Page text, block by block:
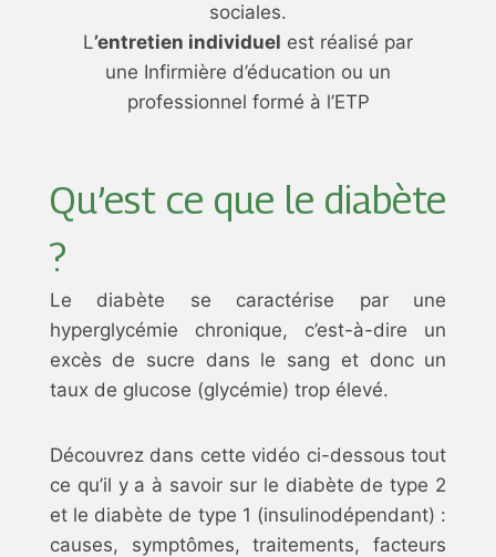
sociales.
L’entretien individuel est réalisé par
une Infirmière d’éducation ou un
professionnel formé à l’ETP
Qu’est ce que le diabète
?
Le diabète se caractérise par une
hyperglycémie chronique, c’est-à-dire un
excès de sucre dans le sang et donc un
taux de glucose (glycémie) trop élevé.
Découvrez dans cette vidéo ci-dessous tout
ce qu’il y a à savoir sur le diabète de type 2
et le diabète de type 1 (insulinodépendant) :
causes, symptômes, traitements, facteurs